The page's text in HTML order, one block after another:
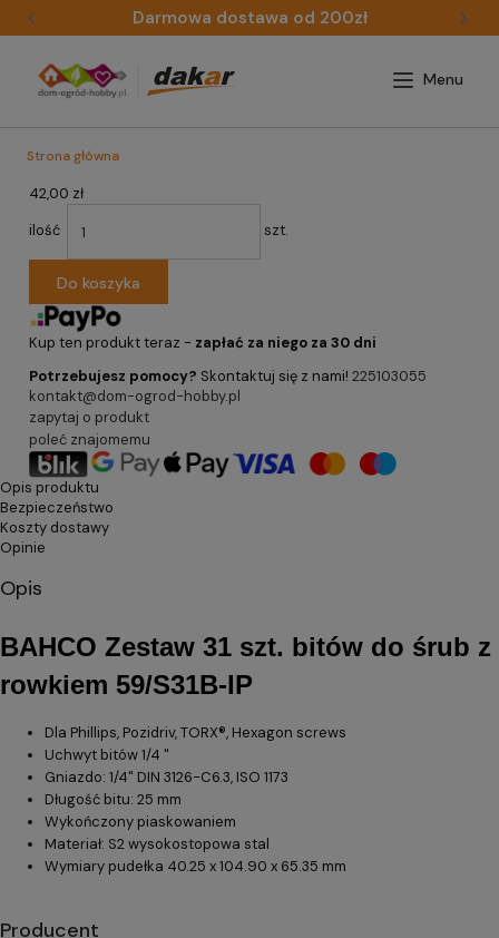
Darmowa dostawa od 200zł
Strona główna
42,00 zł
ilość
szt.
Do koszyka
Kup ten produkt teraz - zapłać za niego za 30 dni
Potrzebujesz pomocy? Skontaktuj się z nami! 225103055
kontakt@dom-ogrod-hobby.pl
zapytaj o produkt
poleć znajomemu
Opis produktu
Bezpieczeństwo
Koszty dostawy
Opinie
Opis
BAHCO Zestaw 31 szt. bitów do śrub z
rowkiem 59/S31B-IP
Dla Phillips, Pozidriv, TORX®, Hexagon screws
Uchwyt bitów 1/4 "
Gniazdo: 1/4" DIN 3126-C6.3, ISO 1173
Długość bitu: 25 mm
Wykończony piaskowaniem
Materiał: S2 wysokostopowa stal
Wymiary pudełka 40.25 x 104.90 x 65.35 mm
Producent